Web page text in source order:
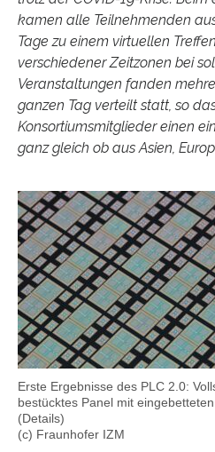
kamen alle Teilnehmenden
Tage zu einem virtuellen
verschiedener Zeitzonen bei
Veranstaltungen fanden
ganzen Tag verteilt statt, so
Konsortiumsmitglieder einen
ganz gleich ob aus Asien,
Erste Ergebnisse des PLC 2.0:
bestücktes Panel mit
(Details)
(c) Fraunhofer IZM